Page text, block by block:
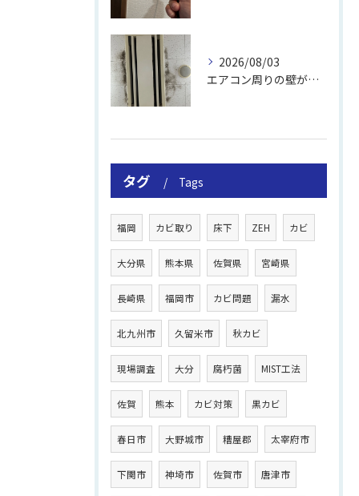
2026/08/03
エアコン周りの壁が結露しやすい理由
タグ Tags
福岡 カビ取り 床下 ZEH カビ
大分県 熊本県 佐賀県 宮崎県
長崎県 福岡市 カビ問題 漏水
北九州市 久留米市 秋カビ
現場調査 大分 腐朽菌 MIST工法
佐賀 熊本 カビ対策 黒カビ
春日市 大野城市 糟屋郡 太宰府市
下関市 神埼市 佐賀市 唐津市